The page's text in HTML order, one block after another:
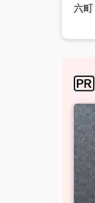
六